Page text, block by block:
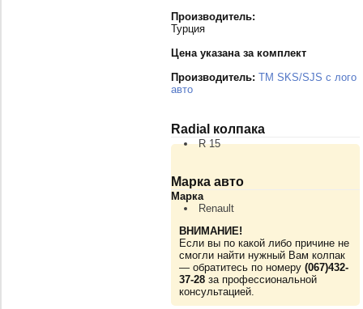
Производитель:
Турция
Цена указана за комплект
Производитель: TM SKS/SJS с лого
авто
Radial колпака
R 15
Марка авто
Марка
Renault
ВНИМАНИЕ!
Если вы по какой либо причине не
смогли найти нужный Вам колпак
— обратитесь по номеру (067)432-
37-28 за профессиональной
консультацией.